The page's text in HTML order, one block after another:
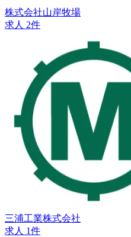
株式会社山岸牧場
求人 2件
三浦工業株式会社
求人 1件